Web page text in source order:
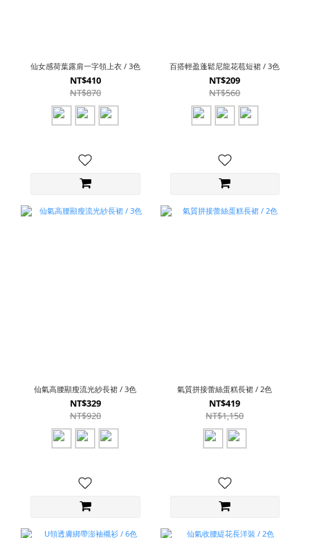
仙女感荷葉露肩一字領上衣 / 3色
NT$410
NT$870
百搭輕盈蓬鬆尼龍花苞短裙 / 3色
NT$209
NT$560
仙氣高腰顯瘦流光紗長裙 / 3色
NT$329
NT$920
氣質拼接蕾絲蛋糕長裙 / 2色
NT$419
NT$1,150